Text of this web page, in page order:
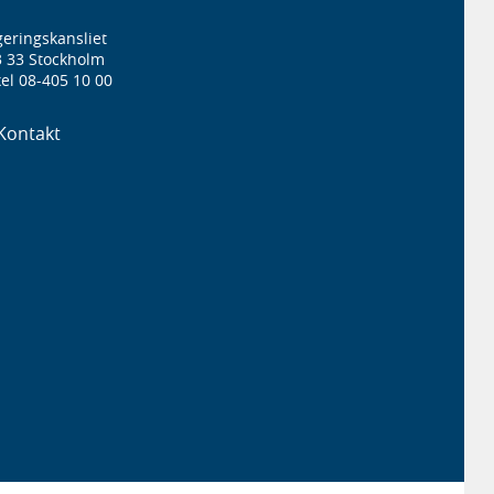
33 Stockholm
08-405 10 00